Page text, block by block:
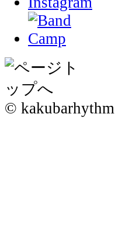
© kakubarhythm